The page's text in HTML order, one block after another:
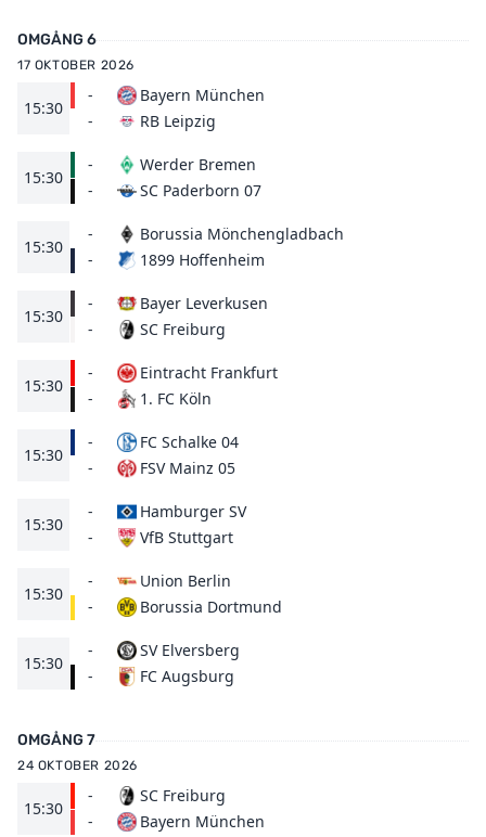
OMGÅNG 6
17 OKTOBER 2026
15:30
-
-
Bayern München
RB Leipzig
15:30
-
-
Werder Bremen
SC Paderborn 07
15:30
-
-
Borussia Mönchengladbach
1899 Hoffenheim
15:30
-
-
Bayer Leverkusen
SC Freiburg
15:30
-
-
Eintracht Frankfurt
1. FC Köln
15:30
-
-
FC Schalke 04
FSV Mainz 05
15:30
-
-
Hamburger SV
VfB Stuttgart
15:30
-
-
Union Berlin
Borussia Dortmund
15:30
-
-
SV Elversberg
FC Augsburg
OMGÅNG 7
24 OKTOBER 2026
15:30
-
-
SC Freiburg
Bayern München